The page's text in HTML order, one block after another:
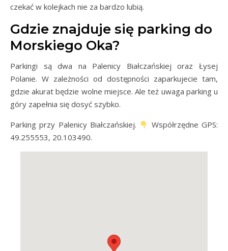
czekać w kolejkach nie za bardzo lubią.
Gdzie znajduje się parking do
Morskiego Oka?
Parkingi są dwa na Palenicy Białczańskiej oraz Łysej
Polanie. W zależności od dostępności zaparkujecie tam,
gdzie akurat będzie wolne miejsce. Ale też uwaga parking u
góry zapełnia się dosyć szybko.
Parking przy Palenicy Białczańskiej.
Współrzędne GPS:
49.255553, 20.103490.